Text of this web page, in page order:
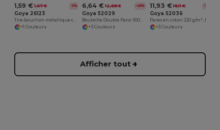
1,59 € 1,67 € -5%
Goya 26123
+1 Couleurs
6,64 € 12,68 € -48%
Goya 52029
+3 Couleurs
11,93 € 18,11 € -34%
Goya 52036
+3 Couleurs
Afficher tout